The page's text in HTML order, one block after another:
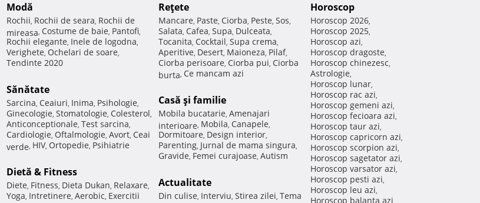
Modă
Rochii, Rochii de seara, Rochii de
mireasa, Costume de baie, Pantofi,
Rochii elegante, Inele de logodna,
Verighete, Ochelari de soare,
Tendinte 2020
Sănătate
Sarcina, Ceaiuri, Inima, Psihologie,
Ginecologie, Stomatologie, Colesterol,
Anticonceptionale, Test sarcina,
Cardiologie, Oftalmologie, Avort, Ceai
verde, HIV, Ortopedie, Psihiatrie
Dietă & Fitness
Diete, Fitness, Dieta Dukan, Relaxare,
Yoga, Intretinere, Aerobic, Exercitii
Reţete
Mancare, Paste, Ciorba, Peste, Sos,
Salata, Cafea, Supa, Dulceata,
Tocanita, Cocktail, Supa crema,
Aperitive, Desert, Maioneza, Pilaf,
Ciorba perisoare, Ciorba pui, Ciorba
burta, Ce mancam azi
Casă şi familie
Mobila bucatarie, Amenajari
interioare, Mobila, Canapele,
Dormitoare, Design interior,
Parenting, Jurnal de mama singura,
Gravide, Femei curajoase, Autism
Actualitate
Din culise, Interviu, Stirea zilei, Tema
Horoscop
Horoscop 2026,
Horoscop 2025,
Horoscop azi,
Horoscop dragoste,
Horoscop chinezesc,
Astrologie,
Horoscop lunar,
Horoscop rac azi,
Horoscop gemeni azi,
Horoscop fecioara azi,
Horoscop taur azi,
Horoscop capricorn azi,
Horoscop scorpion azi,
Horoscop sagetator azi,
Horoscop varsator azi,
Horoscop pesti azi,
Horoscop leu azi,
Horoscop balanta azi,